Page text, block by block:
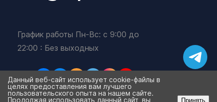
График работы Пн-Вс: с 9:00 до
22:00 : Без выходных
Данный веб-сайт использует cookie-файлы в
целях предоставления вам лучшего
пользовательского опыта на нашем сайте.
Продолжая использовать данный сайт, вы
Принять